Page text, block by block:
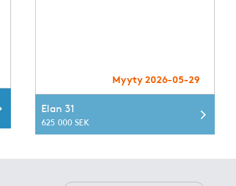
Myyty 2026-05-29
Elan 31
625 000 SEK